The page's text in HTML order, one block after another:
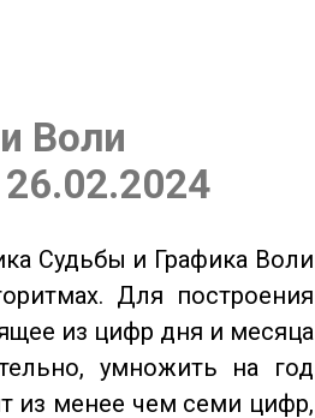
Воли
Судьбы и Графика Воли
Для построения
из цифр дня и месяца
умножить на год
из менее чем семи цифр,